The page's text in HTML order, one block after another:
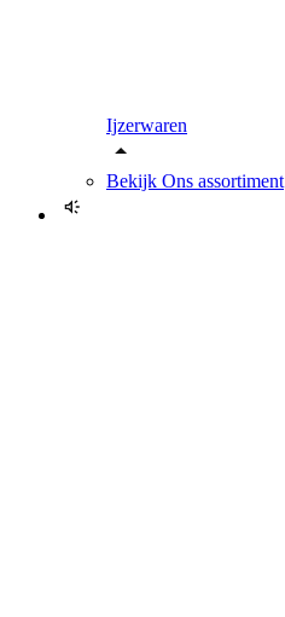
Ijzerwaren
Bekijk Ons assortiment